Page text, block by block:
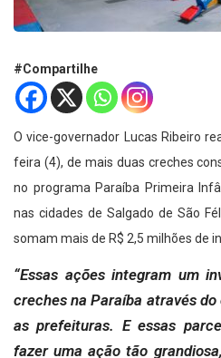
#Compartilhe
O vice-governador Lucas Ribeiro
feira (4), de mais duas creches
no programa Paraíba Primeira
nas cidades de Salgado de São
somam mais de R$ 2,5 milhões de
“Essas ações integram um
creches na Paraíba através
as prefeituras. E essas
fazer uma ação tão